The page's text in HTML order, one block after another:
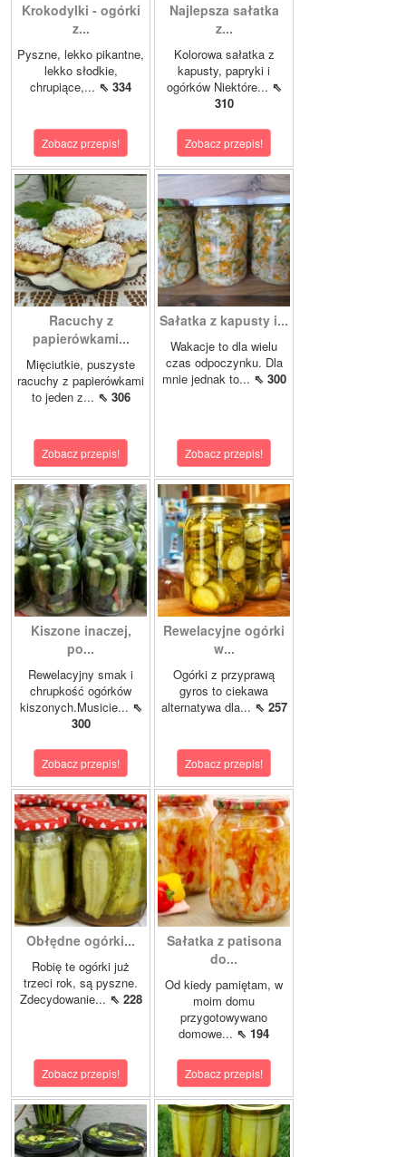
Krokodylki - ogórki
z...
Pyszne, lekko pikantne,
lekko słodkie,
chrupiące,... ⇖ 334
Zobacz przepis!
Najlepsza sałatka
z...
Kolorowa sałatka z
kapusty, papryki i
ogórków Niektóre... ⇖
310
Zobacz przepis!
Racuchy z
papierówkami...
Mięciutkie, puszyste
racuchy z papierówkami
to jeden z... ⇖ 306
Zobacz przepis!
Sałatka z kapusty i...
Wakacje to dla wielu
czas odpoczynku. Dla
mnie jednak to... ⇖ 300
Zobacz przepis!
Kiszone inaczej,
po...
Rewelacyjny smak i
chrupkość ogórków
kiszonych.Musicie... ⇖
300
Zobacz przepis!
Rewelacyjne ogórki
w...
Ogórki z przyprawą
gyros to ciekawa
alternatywa dla... ⇖ 257
Zobacz przepis!
Obłędne ogórki...
Robię te ogórki już
trzeci rok, są pyszne.
Zdecydowanie... ⇖ 228
Zobacz przepis!
Sałatka z patisona
do...
Od kiedy pamiętam, w
moim domu
przygotowywano
domowe... ⇖ 194
Zobacz przepis!